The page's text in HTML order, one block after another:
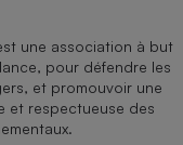
une association à but
pour défendre les
et promouvoir une
et respectueuse des